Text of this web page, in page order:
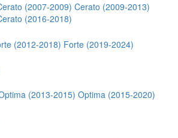
(2007-2009) Cerato (2009-2013)
(2016-2018)
(2012-2018) Forte (2019-2024)
(2013-2015) Optima (2015-2020)